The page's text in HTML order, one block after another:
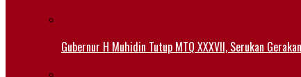
Gubernur H Muhidin Tutup MTQ XXXVII, Serukan